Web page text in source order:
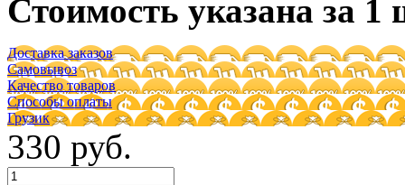
Стоимость указана за 1
Доставка заказов
Самовывоз
Качество товаров
Способы оплаты
Грузик
330 руб.